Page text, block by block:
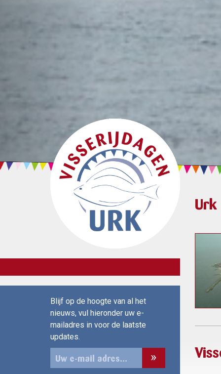
Blijf op de hoogte van al het
nieuws, vul hieronder uw e-
mailadres in voor de laatste
updates.
Urk